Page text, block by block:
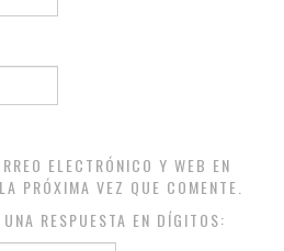
ELECTRÓNICO Y WEB EN
PRÓXIMA VEZ QUE COMENTE.
RESPUESTA EN DÍGITOS: